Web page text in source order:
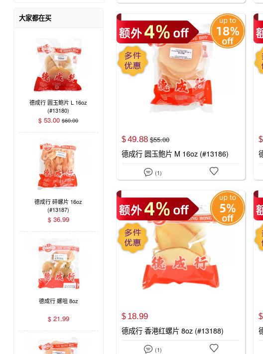
大家都在买
德成行 圆玉鲍片 L 16oz
(#13180)
$ 53.00 $60.00
德成行 碎螺片 16oz
(#13187)
$ 36.99
德成行 螺咀 8oz
$ 21.99
$49.88 $55.00
德成行 圆玉鲍片 M 16oz (#13186)
 (1) 
$
$ 18.99
德成行 香港红螺片 8oz (#13188)
 (1) 
$